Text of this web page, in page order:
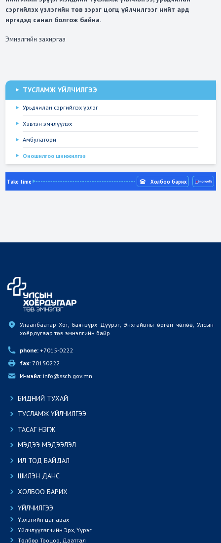
сэргийлэх үзлэгийн төв зэрэг цогц үйлчилгээг нийт ард
иргэдэд санал болгож байна.
Эмнэлгийн захиргаа
ТУСЛАМЖ ҮЙЛЧИЛГЭЭ
Урьдчилан сэргийлэх үзлэг
Хэвтэн эмчлүүлэх
Амбулатори
Оношилгоо шинжилгээ
Take time Холбоо барих
Улаанбаатар Хот, Баянзүрх Дүүрэг, Энхтайвны өргөн чөлөө, Улсын
хоёрдугаар төв эмнэлгийн байр
phone: +7015-0222
fax: 70150222
И-мэйл: info@ssch.gov.mn
БИДНИЙ ТУХАЙ
ТУСЛАМЖ ҮЙЛЧИЛГЭЭ
ТАСАГ НЭГЖ
МЭДЭЭ МЭДЭЭЛЭЛ
ИЛ ТОД БАЙДАЛ
ШИЛЭН ДАНС
ХОЛБОО БАРИХ
ҮЙЛЧИЛГЭЭ
Үзлэгийн цаг авах
Үйлчлүүлэгчийн Эрх, Үүрэг
Төлбөр Тооцоо, Даатгал